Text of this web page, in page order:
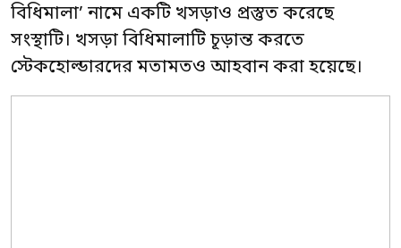
বিধিমালা’ নামে একটি খসড়াও প্রস্তুত করেছে
সংস্থাটি। খসড়া বিধিমালাটি চূড়ান্ত করতে
স্টেকহোল্ডারদের মতামতও আহবান করা হয়েছে।